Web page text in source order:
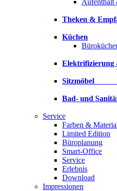
Aufenthalt
Theken &
Küchen
Elektrifizierung
Bad- und
Service
Farben &
Limited Edition
Büroplanung
Smart-Office
Service
Erlebnis
Download
Impressionen